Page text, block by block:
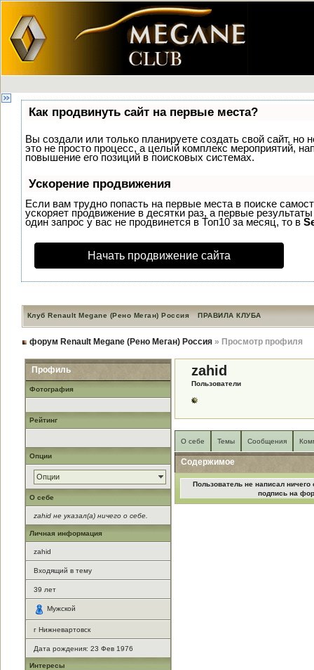
Как продвинуть сайт на первые места?
Вы создали или только планируете создать свой сайт, но
это не просто процесс, а целый комплекс мероприятий,
повышение его позиций в поисковых системах.
Ускорение продвижения
Если вам трудно попасть на первые места в поиске
ускоряет продвижение в десятки раз, а первые
один запрос у вас не продвинется в Топ10 за месяц, то в
Начать продвижение сайта
Клуб Renault Megane (Рено Меган) Россия ПРАВИЛА КЛУБА
форум Renault Megane (Рено Меган) Россия» Просмотр профиля
Профиль
Фотография
Рейтинг
Опции
Опции
О себе
zahid не указал(а) ничего о себе.
Личная информация
zahid
Входящий в тему
39 лет
Мужской
г Нижневартовск
Дата рождения: 23 Фев 1976
Интересы
zahid
Пользователи
О себе Темы Сообщения
Содержимое
Пользователь не написал ничего
подпись на